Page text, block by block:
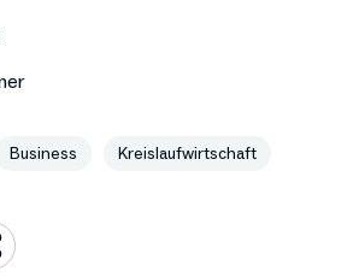
Business Kreislaufwirtschaft